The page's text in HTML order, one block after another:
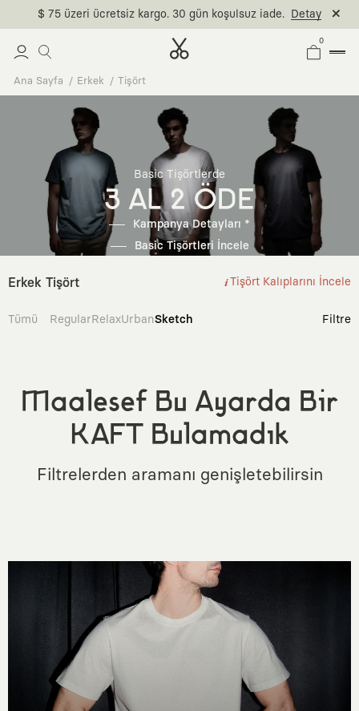
$ 75 üzeri ücretsiz kargo. 30 gün koşulsuz iade. Detay
0
Ana Sayfa Erkek Tişört
Basic Tişörtlerde
3 AL 2 ÖDE
Kampanya Detayları *
Basic Tişörtleri İncele
Erkek Tişört Tişört Kalıplarını İncele
Tümü RegularRelaxUrbanSketch Filtre
Maalesef Bu Ayarda Bir
KAFT Bulamadık
Filtrelerden aramanı genişletebilirsin